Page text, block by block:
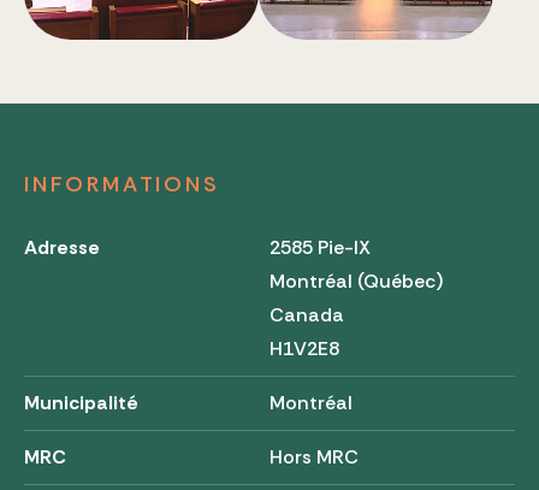
INFORMATIONS
Adresse
2585 Pie-IX
Montréal (Québec)
Canada
H1V2E8
Municipalité Montréal
MRC Hors MRC